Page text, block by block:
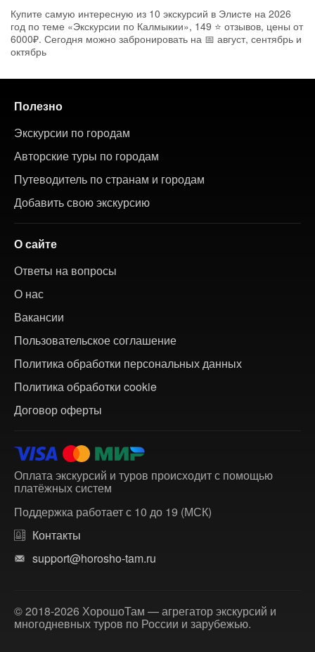
Купите самую интересную из 10 экскурсий в Элисте на 2026
год по теме «Экскурсии по Калмыкии», 149 ⭐ отзывов, цены от
6000₽. Сегодня можно забронировать на 📅 август, сентябрь и
октябрь
Полезно
Экскурсии по городам
Авторские туры по городам
Путеводитель по странам и городам
Добавить свою экскурсию
О сайте
Ответы на вопросы
О нас
Вакансии
Пользовательское соглашение
Политика обработки персональных данных
Политика обработки cookie
Договор оферты
Оплата экскурсий и туров происходит с помощью
платёжных систем
Поддержка работает с 10 до 19 (МСК)
Контакты
support@horosho-tam.ru
© 2018-2026 ХорошоТам — агрегатор экскурсий и
многодневных туров по России и зарубежью.